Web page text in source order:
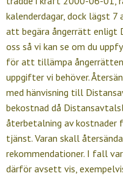
kalenderdagar, dock lägst
att begära ångerrätt enligt
oss så vi kan se om du
för att tillämpa ångerrätten
uppgifter vi behöver.
med hänvisning till
bekostnad då
återbetalning av
tjänst. Varan skall
rekommendationer. I fall
därför avsett vis,